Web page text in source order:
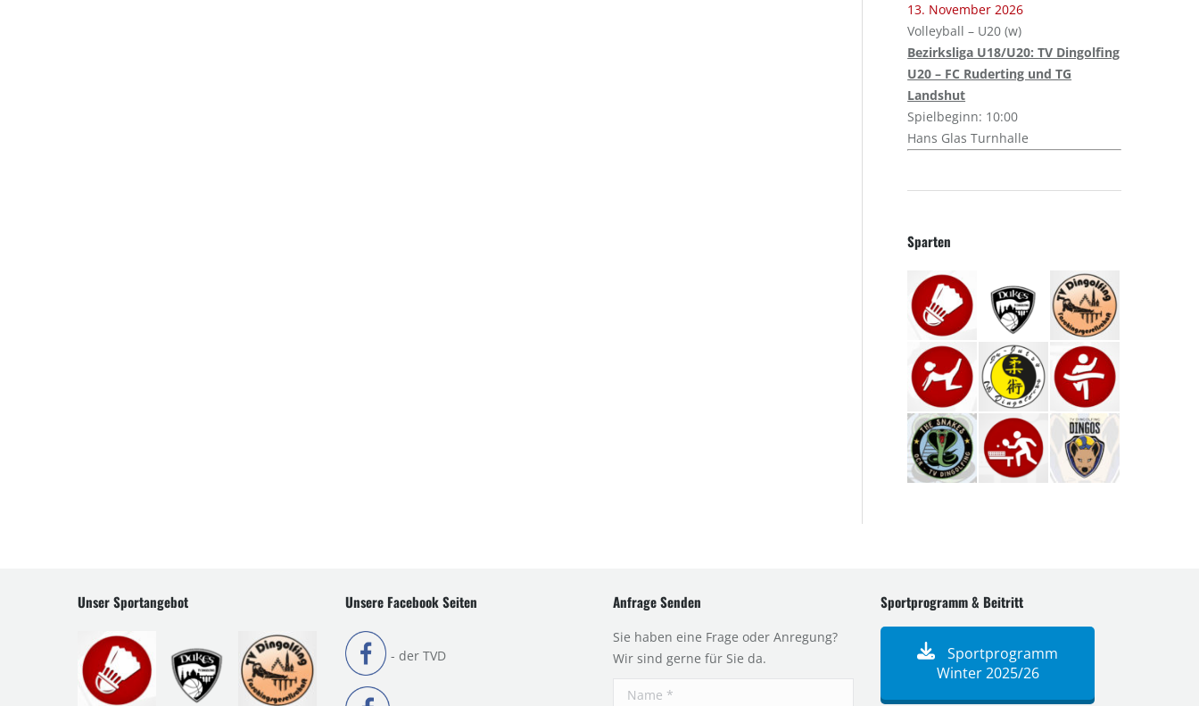
13. November 2026
Volleyball – U20 (w)
Bezirksliga U18/U20: TV Dingolfing
U20 – FC Ruderting und TG
Landshut
Spielbeginn: 10:00
Hans Glas Turnhalle
Sparten
Unser Sportangebot Unsere Facebook Seiten
- der TVD
Anfrage Senden
Sie haben eine Frage oder Anregung?
Wir sind gerne für Sie da.
Name *
Sportprogramm & Beitritt
Sportprogramm
Winter 2025/26